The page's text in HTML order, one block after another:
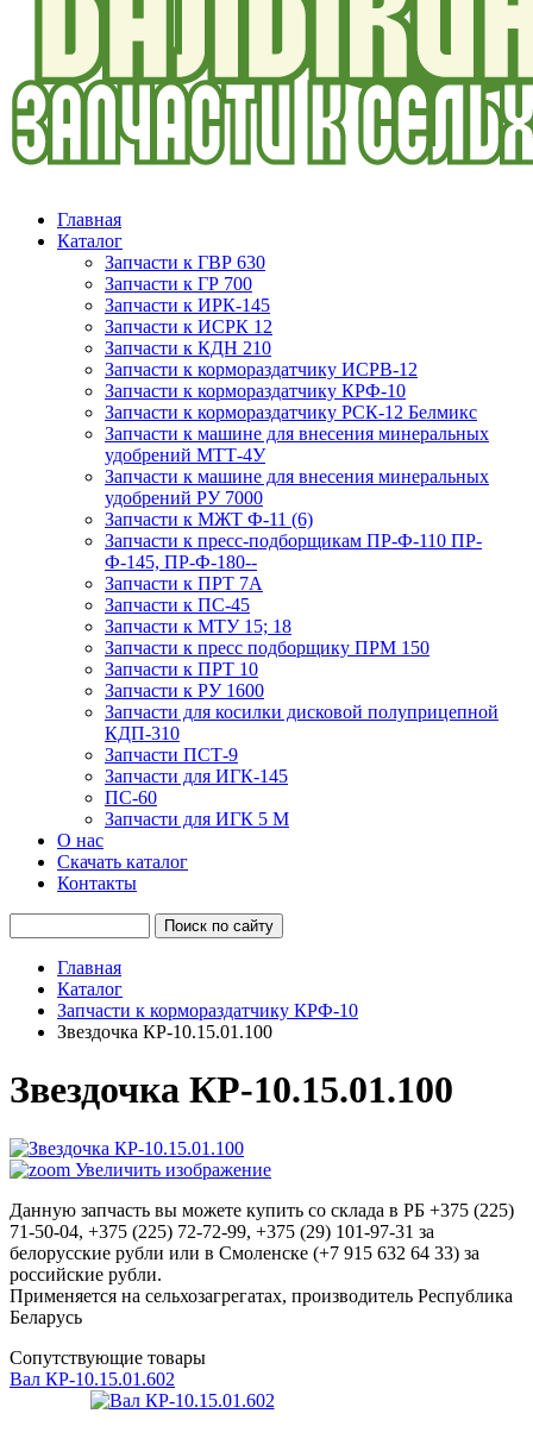
Главная
Каталог
Запчасти к ГВР 630
Запчасти к ГР 700
Запчасти к ИРК-145
Запчасти к ИСРК 12
Запчасти к КДН 210
Запчасти к кормораздатчику ИСРВ-12
Запчасти к кормораздатчику КРФ-10
Запчасти к кормораздатчику РСК-12 Белмикс
Запчасти к машине для внесения минеральных
удобрений МТТ-4У
Запчасти к машине для внесения минеральных
удобрений РУ 7000
Запчасти к МЖТ Ф-11 (6)
Запчасти к пресс-подборщикам ПР-Ф-110 ПР-
Ф-145, ПР-Ф-180--
Запчасти к ПРТ 7А
Запчасти к ПС-45
Запчасти к МТУ 15; 18
Запчасти к пресс подборщику ПРМ 150
Запчасти к ПРТ 10
Запчасти к РУ 1600
Запчасти для косилки дисковой полуприцепной
КДП-310
Запчасти ПСТ-9
Запчасти для ИГК-145
ПС-60
Запчасти для ИГК 5 М
О нас
Скачать каталог
Контакты
Главная
Каталог
Запчасти к кормораздатчику КРФ-10
Звездочка КР-10.15.01.100
Звездочка КР-10.15.01.100
Увеличить изображение
Данную запчасть вы можете купить со склада в РБ +375 (225)
71-50-04, +375 (225) 72-72-99, +375 (29) 101-97-31 за
белорусские рубли или в Смоленске (+7 915 632 64 33) за
российские рубли.
Применяется на сельхозагрегатах, производитель Республика
Беларусь
Сопутствующие товары
Вал КР-10.15.01.602